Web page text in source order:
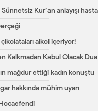
alkol içeriyor!
Kalkmadan Kabul Olacak Dua
mağdur ettiği kadın konuştu
hakkında mühim uyarı